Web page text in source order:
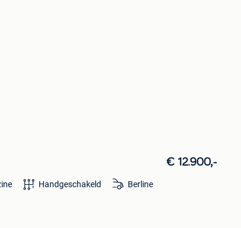
€ 12.900,-
Handgeschakeld Berline